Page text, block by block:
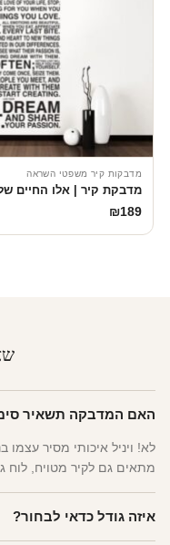
מדבקות קיר משפטי השראה
מדבקת קיר | אלו החיים
₪189
האם המדבקה תשאיר
לא! ויניל איכותי מסיר
מתאים גם לקיר מטויח, לוח
איזה גודל כדאי לבחור?